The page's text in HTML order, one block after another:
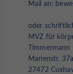
Mail an:
oder
MVZ für
Marienstr. 37a
27472